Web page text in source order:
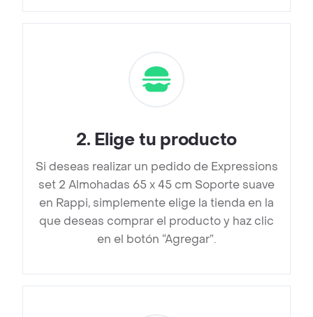
2. Elige tu producto
Si deseas realizar un pedido de Expressions
set 2 Almohadas 65 x 45 cm Soporte suave
en Rappi, simplemente elige la tienda en la
que deseas comprar el producto y haz clic
en el botón “Agregar”.